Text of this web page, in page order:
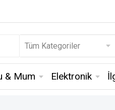
& Mum Elektronik